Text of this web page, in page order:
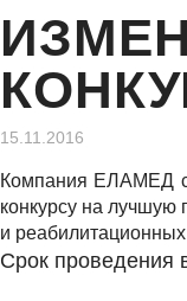
15.11.2016
Компания ЕЛАМЕД
конкурсу на лучшую
и
Срок проведения